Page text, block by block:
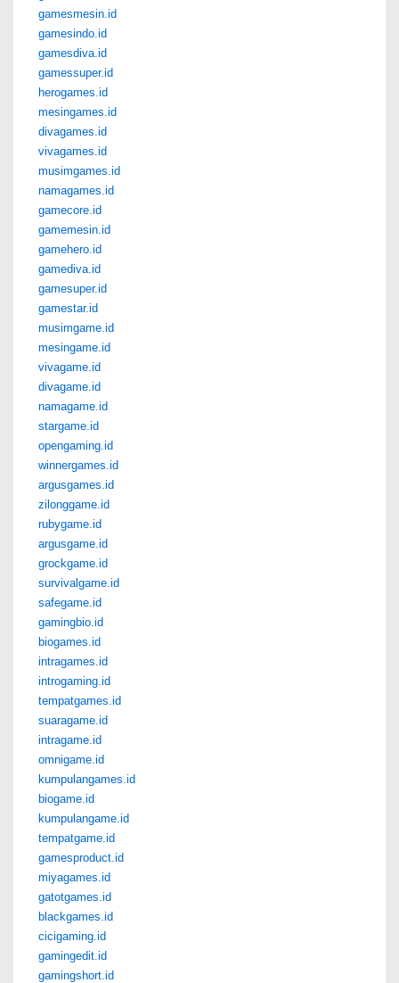
gamesmesin.id
gamesindo.id
gamesdiva.id
gamessuper.id
herogames.id
mesingames.id
divagames.id
vivagames.id
musimgames.id
namagames.id
gamecore.id
gamemesin.id
gamehero.id
gamediva.id
gamesuper.id
gamestar.id
musimgame.id
mesingame.id
vivagame.id
divagame.id
namagame.id
stargame.id
opengaming.id
winnergames.id
argusgames.id
zilonggame.id
rubygame.id
argusgame.id
grockgame.id
survivalgame.id
safegame.id
gamingbio.id
biogames.id
intragames.id
introgaming.id
tempatgames.id
suaragame.id
intragame.id
omnigame.id
kumpulangames.id
biogame.id
kumpulangame.id
tempatgame.id
gamesproduct.id
miyagames.id
gatotgames.id
blackgames.id
cicigaming.id
gamingedit.id
gamingshort.id